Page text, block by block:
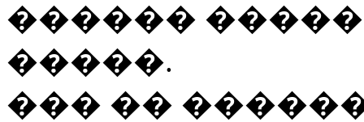
������
�����.
��� ��